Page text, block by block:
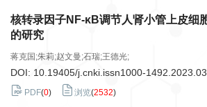
核转录因子NF-κB调节人肾小管上皮细
的研究
蒋克国;朱莉;赵文曼;石瑞;王德光;
DOI: 10.19405/j.cnki.issn1000-
PDF(0) 浏览(2532)